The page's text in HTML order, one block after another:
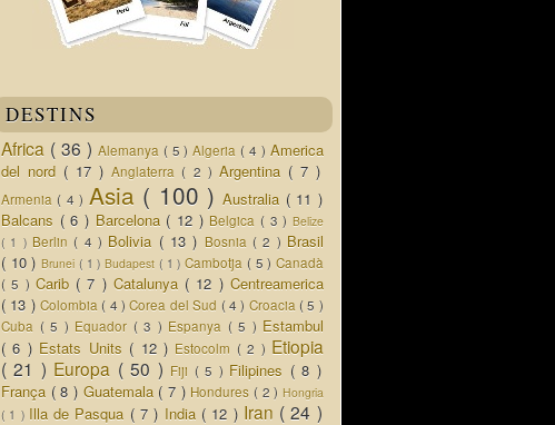
DESTINS
Africa ( 36 ) Alemanya ( 5 )Algeria ( 4 )America
del nord ( 17 )Anglaterra ( 2 ) Argentina ( 7 )
Armenia ( 4 ) Asia ( 100 )Australia ( 11 )
Balcans ( 6 ) Barcelona ( 12 ) Belgica ( 3 )Belize
( 1 ) Berlin ( 4 ) Bolivia ( 13 ) Bosnia ( 2 ) Brasil
( 10 )Brunei ( 1 )Budapest ( 1 )Cambotja ( 5 )Canadà
( 5 ) Carib ( 7 ) Catalunya ( 12 )Centreamerica
( 13 )Colombia ( 4 )Corea del Sud ( 4 ) Croacia ( 5 )
Cuba ( 5 ) Equador ( 3 ) Espanya ( 5 ) Estambul
( 6 ) Estats Units ( 12 ) Estocolm ( 2 ) Etiopia
( 21 ) Europa ( 50 ) Fiji ( 5 ) Filipines ( 8 )
França ( 8 ) Guatemala ( 7 ) Hondures ( 2 ) Hongria
( 1 ) Illa de Pasqua ( 7 ) India ( 12 ) Iran ( 24 )